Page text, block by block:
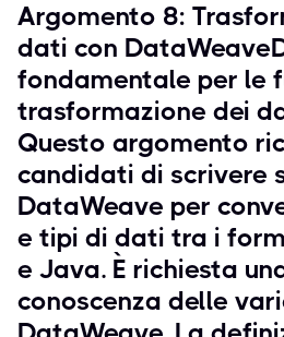
Argomento 8:
dati con
fondamentale per le
trasformazione dei
Questo argomento
candidati di scrivere
DataWeave per
e tipi di dati tra i
e Java. È richiesta
conoscenza delle